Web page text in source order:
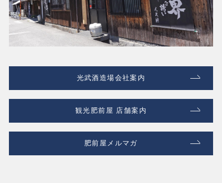
光武酒造場会社案内
観光肥前屋 店舗案内
肥前屋メルマガ